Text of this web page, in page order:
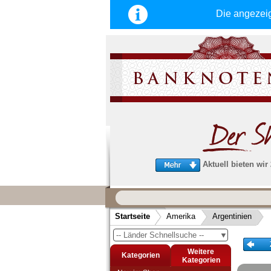
Die
Aktuell bieten wir
schnellen, sicheren und
Service
Schneller und sicherer Versand-
Bestellungen werktags bis 14:00 Uhr,
noch am selben Tag verschickt werden.
(Versand mit DHL oder Deutsche Post)
Startseite Amerika Argentinien
▼
-- Länder Schnellsuche --
Kategorien
Weitere
Kategorien